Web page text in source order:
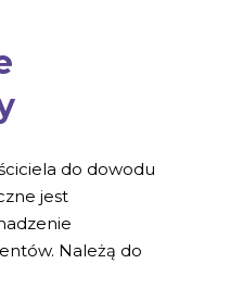
do dowodu
jest
Należą do